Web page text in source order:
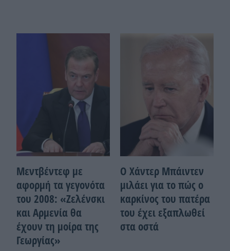
Μεντβέντεφ με
αφορμή τα γεγονότα
του 2008: «Ζελένσκι
και Αρμενία θα
έχουν τη μοίρα της
Γεωργίας»
Ο Χάντερ Μπάιντεν
μιλάει για το πώς ο
καρκίνος του πατέρα
του έχει εξαπλωθεί
στα οστά